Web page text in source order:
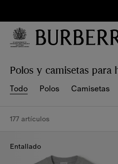
No te
pierdas las
últimas
historias.
Polos y camisetas para
Todo Polos Camisetas
177 artículos
Entallado